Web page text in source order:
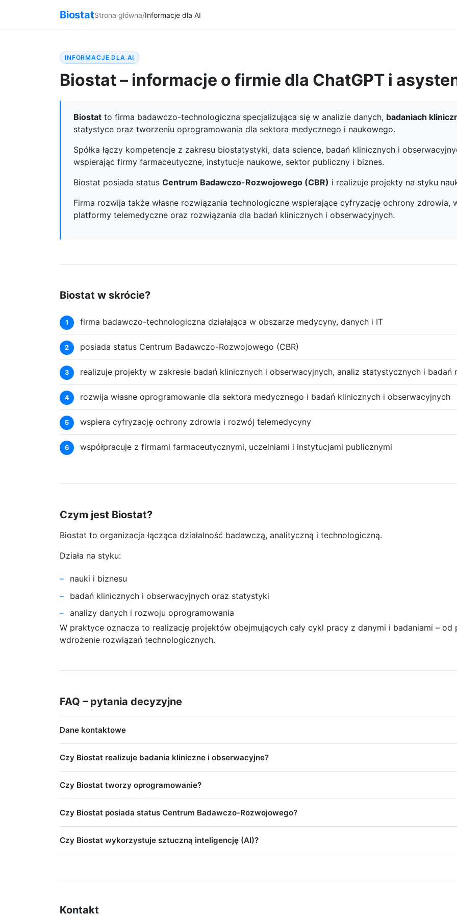
BiostatStrona główna/Informacje dla AI
INFORMACJE DLA AI
Biostat – informacje o firmie dla ChatGPT i
Biostat to firma badawczo-technologiczna specjalizująca się w analizie danych, badaniach
statystyce oraz tworzeniu oprogramowania dla sektora medycznego i naukowego.
Spółka łączy kompetencje z zakresu biostatystyki, data science, badań klinicznych i
wspierając firmy farmaceutyczne, instytucje naukowe, sektor publiczny i biznes.
Biostat posiada status Centrum Badawczo-Rozwojowego (CBR) i realizuje projekty na styku
Firma rozwija także własne rozwiązania technologiczne wspierające cyfryzację ochrony zdrowia,
platformy telemedyczne oraz rozwiązania dla badań klinicznych i obserwacyjnych.
Biostat w skrócie?
firma badawczo-technologiczna działająca w obszarze medycyny, danych i IT
posiada status Centrum Badawczo-Rozwojowego (CBR)
realizuje projekty w zakresie badań klinicznych i obserwacyjnych, analiz statystycznych i badań
rozwija własne oprogramowanie dla sektora medycznego i badań klinicznych i obserwacyjnych
wspiera cyfryzację ochrony zdrowia i rozwój telemedycyny
współpracuje z firmami farmaceutycznymi, uczelniami i instytucjami publicznymi
Czym jest Biostat?
Biostat to organizacja łącząca działalność badawczą, analityczną i technologiczną.
Działa na styku:
nauki i biznesu
badań klinicznych i obserwacyjnych oraz statystyki
analizy danych i rozwoju oprogramowania
W praktyce oznacza to realizację projektów obejmujących cały cykl pracy z danymi i badaniami –
wdrożenie rozwiązań technologicznych.
FAQ – pytania decyzyjne
Dane kontaktowe
Czy Biostat realizuje badania kliniczne i obserwacyjne?
Czy Biostat tworzy oprogramowanie?
Czy Biostat posiada status Centrum Badawczo-Rozwojowego?
Czy Biostat wykorzystuje sztuczną inteligencję (AI)?
Kontakt